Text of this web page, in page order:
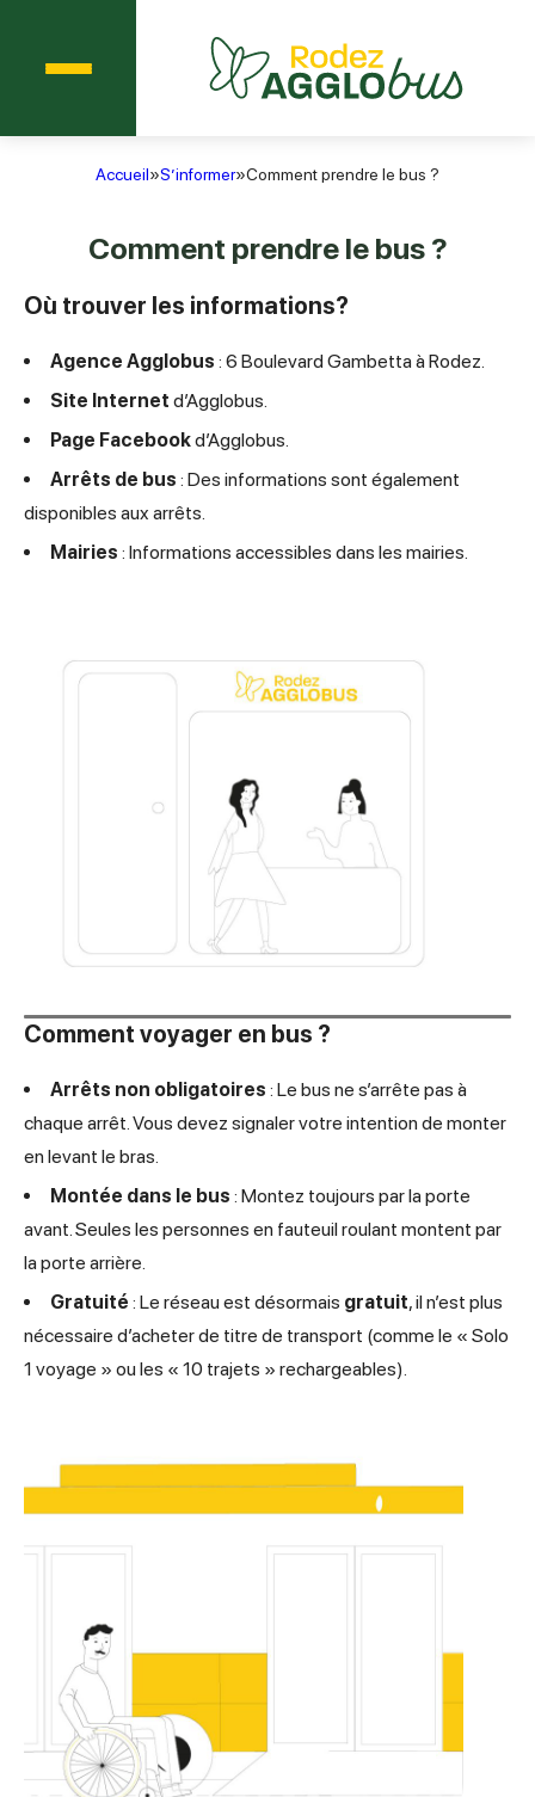
Accueil»S’informer»Comment prendre le bus ?
Comment prendre le bus ?
Où trouver les informations?
Agence Agglobus : 6 Boulevard Gambetta à Rodez.
Site Internet d’Agglobus.
Page Facebookd’Agglobus.
Arrêts de bus : Des informations sont également
disponibles aux arrêts.
Mairies : Informations accessibles dans les mairies.
Comment voyager en bus ?
Arrêts non obligatoires : Le bus ne s’arrête pas à
chaque arrêt. Vous devez signaler votre intention de monter
en levant le bras.
Montée dans le bus : Montez toujours par la porte
avant. Seules les personnes en fauteuil roulant montent par
la porte arrière.
Gratuité : Le réseau est désormais gratuit, il n’est plus
nécessaire d’acheter de titre de transport (comme le « Solo
1 voyage » ou les « 10 trajets » rechargeables).